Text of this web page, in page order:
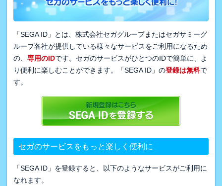
「SEGA ID」とは、株式会社セガグループまたはセガサミーグ
ループ各社が提供している様々なサービスをご利用になるため
の、専用のIDです。セガのサービスがひとつのIDで簡単に、よ
り便利に楽しむことができます。「SEGA ID」の登録は無料で
す。
セガのサービスをもっと楽しく便利に
「SEGA ID」を登録すると、以下のようなサービスがご利用に
なれます。